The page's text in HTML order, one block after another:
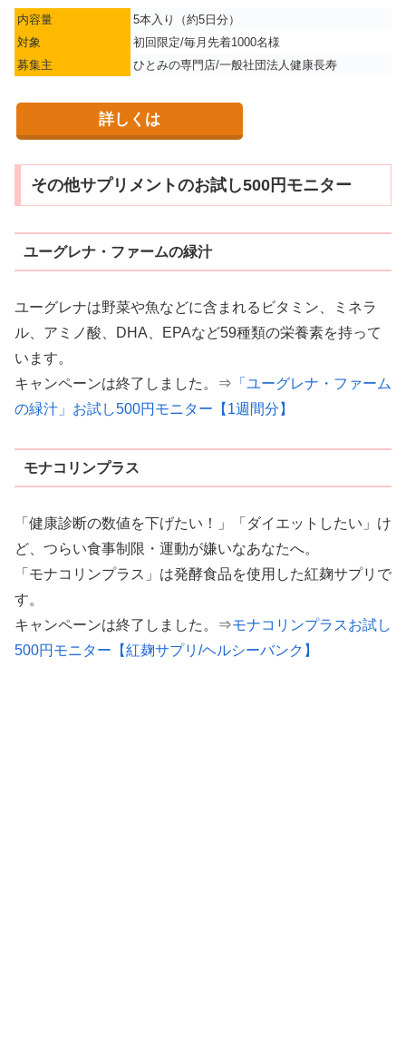
内容量
5本入り（約5日分）
対象
初回限定/毎月先着1000名様
募集主
ひとみの専門店/一般社団法人健康長寿
詳しくは
その他サプリメントのお試し500円モニター
ユーグレナ・ファームの緑汁
ユーグレナは野菜や魚などに含まれるビタミン、ミネラ
ル、アミノ酸、DHA、EPAなど59種類の栄養素を持って
います。
キャンペーンは終了しました。
⇒ 「ユーグレナ・ファーム
の緑汁」お試し500円モニター【1週間分】
モナコリンプラス
「健康診断の数値を下げたい！」「ダイエットしたい」け
ど、つらい食事制限・運動が嫌いなあなたへ。
「モナコリンプラス」は発酵食品を使用した紅麹サプリで
す。
キャンペーンは終了しました。
⇒モナコリンプラスお試し
500円モニター【紅麹サプリ/ヘルシーバンク】